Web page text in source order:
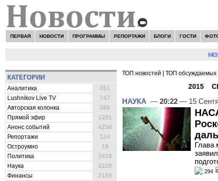
ПЕРВАЯ НОВОСТИ ПРОГРАММЫ РЕПОРТАЖИ БЛОГИ ГОСТИ
КАТЕГОРИИ
Аналитика
261
Lushnikov Live TV
747
Авторская колонка
580
Прямой эфир
1291
Анонс событий
4258
Репортажи
124
Остроумно
19
Политика
3419
Наука
2220
Финансы
2159
ТОП новостей ТОП обсуждаемых
2015
НАУКА — 20:22 — 15
294